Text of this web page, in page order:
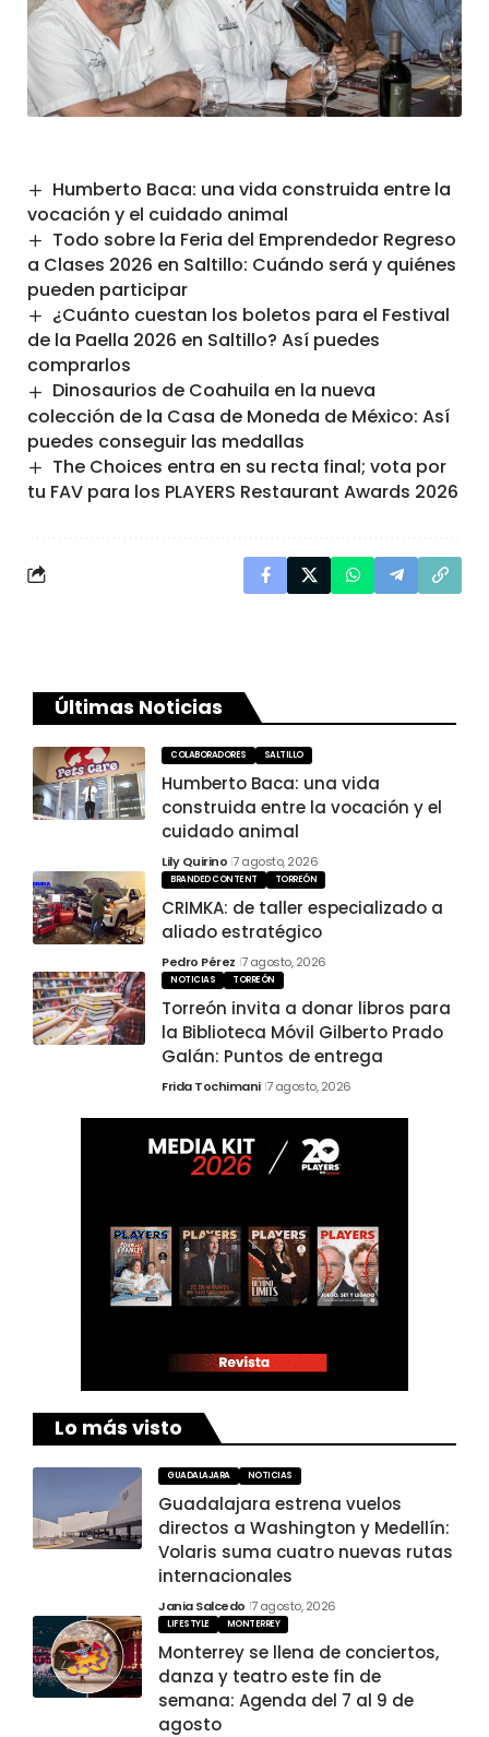
Humberto Baca: una vida construida entre la
vocación y el cuidado animal
Todo sobre la Feria del Emprendedor Regreso
a Clases 2026 en Saltillo: Cuándo será y quiénes
pueden participar
¿Cuánto cuestan los boletos para el Festival
de la Paella 2026 en Saltillo? Así puedes
comprarlos
Dinosaurios de Coahuila en la nueva
colección de la Casa de Moneda de México: Así
puedes conseguir las medallas
The Choices entra en su recta final; vota por
tu FAV para los PLAYERS Restaurant Awards 2026
Últimas Noticias
COLABORADORES SALTILLO
Humberto Baca: una vida
construida entre la vocación y el
cuidado animal
Lily Quirino 7 agosto, 2026
BRANDED CONTENT TORREÓN
CRIMKA: de taller especializado a
aliado estratégico
Pedro Pérez 7 agosto, 2026
NOTICIAS TORREÓN
Torreón invita a donar libros para
la Biblioteca Móvil Gilberto Prado
Galán: Puntos de entrega
Frida Tochimani 7 agosto, 2026
Lo más visto
GUADALAJARA NOTICIAS
Guadalajara estrena vuelos
directos a Washington y Medellín:
Volaris suma cuatro nuevas rutas
internacionales
Jania Salcedo 7 agosto, 2026
LIFESTYLE MONTERREY
Monterrey se llena de conciertos,
danza y teatro este fin de
semana: Agenda del 7 al 9 de
agosto